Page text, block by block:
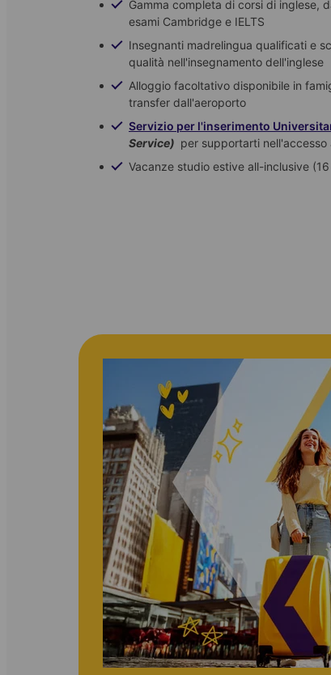
Gamma completa di corsi di inglese,
esami Cambridge e IELTS
Insegnanti madrelingua qualificati e
qualità nell'insegnamento dell'inglese
Alloggio facoltativo disponibile in
transfer dall'aeroporto
Servizio per l'inserimento
Service) per supportarti nell'accesso
Vacanze studio estive all-inclusive